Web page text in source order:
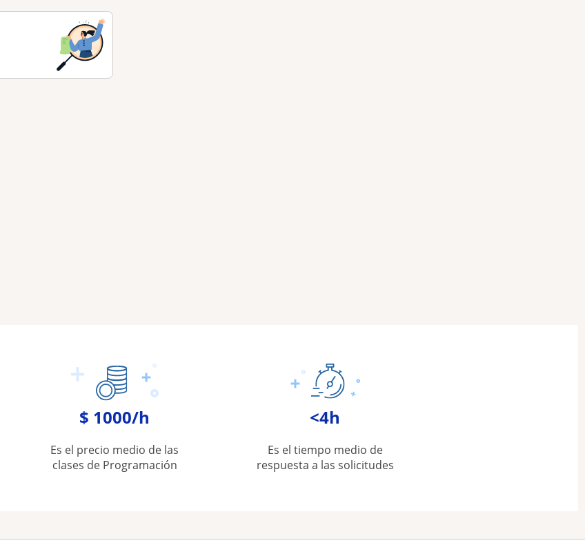
$ 1000/h
Es el precio medio de las
clases de Programación
<4h
Es el tiempo medio de
respuesta a las solicitudes